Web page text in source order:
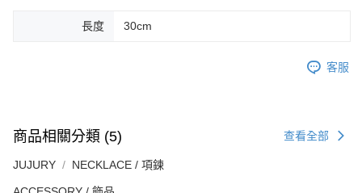
長度 30cm
客服
商品相關分類 (5) 查看全部
JUJURY NECKLACE / 項鍊